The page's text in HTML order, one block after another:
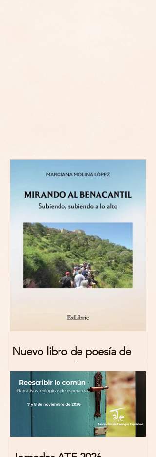
Nuevo libro de poesía de
Marciana Molina